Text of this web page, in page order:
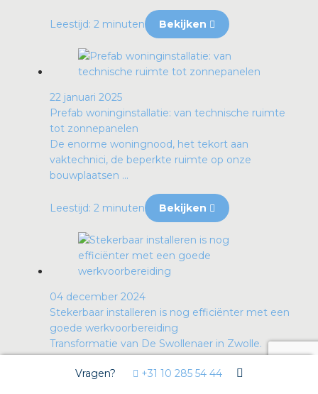
Leestijd: 2 minuten Bekijken
22 januari 2025
Prefab woninginstallatie: van technische ruimte
tot zonnepanelen
De enorme woningnood, het tekort aan
vaktechnici, de beperkte ruimte op onze
bouwplaatsen ...
Leestijd: 2 minuten Bekijken
04 december 2024
Stekerbaar installeren is nog efficiënter met een
goede werkvoorbereiding
Transformatie van De Swollenaer in Zwolle.
Leestijd: 4 minuten Bekijken
Vragen? +31 10 285 54 44